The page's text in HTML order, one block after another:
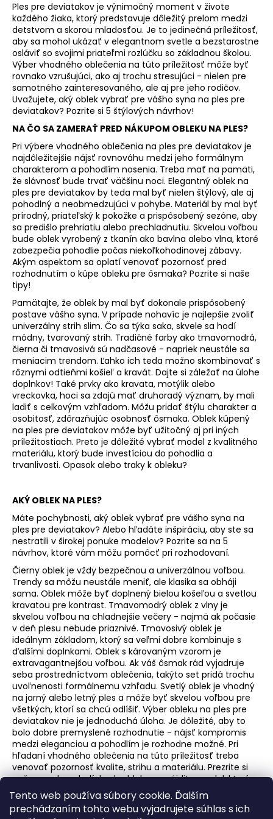
Tento web používa súbory cookie. Ďalším
prechádzaním tohto webu vyjadrujete súhlas s ich
Ples pre deviatakov je výnimočný moment v živote
každého žiaka, ktorý predstavuje dôležitý prelom medzi
detstvom a skorou mladosťou. Je to jedinečná príležitosť,
aby sa mohol ukázať v elegantnom svetle a bezstarostne
osláviť so svojimi priateľmi rozlúčku so základnou školou.
Výber vhodného oblečenia na túto príležitosť môže byť
rovnako vzrušujúci, ako aj trochu stresujúci - nielen pre
samotného zainteresovaného, ale aj pre jeho rodičov.
Uvažujete, aký oblek vybrať pre vášho syna na ples pre
deviatakov? Pozrite si 5 štýlových návrhov!
NA ČO SA ZAMERAŤ PRED NÁKUPOM OBLEKU NA PLES?
Pri výbere vhodného oblečenia na ples pre deviatakov je
najdôležitejšie nájsť rovnováhu medzi jeho formálnym
charakterom a pohodlím nosenia. Treba mať na pamäti,
že slávnosť bude trvať väčšinu noci. Elegantný oblek na
ples pre deviatakov by teda mal byť nielen štýlový, ale aj
pohodlný a neobmedzujúci v pohybe. Materiál by mal byť
prírodný, priateľský k pokožke a prispôsobený sezóne, aby
sa predišlo prehriatiu alebo prechladnutiu. Skvelou voľbou
bude oblek vyrobený z tkanín ako bavlna alebo vlna, ktoré
zabezpečia pohodlie počas niekoľkohodinovej zábavy.
Akým aspektom sa oplatí venovať pozornosť pred
rozhodnutím o kúpe obleku pre ôsmaka? Pozrite si naše
tipy!
Pamätajte, že oblek by mal byť dokonale prispôsobený
postave vášho syna. V prípade nohavíc je najlepšie zvoliť
univerzálny strih slim. Čo sa týka saka, skvele sa hodí
módny, tvarovaný strih. Tradičné farby ako tmavomodrá,
čierna či tmavosivá sú nadčasové - napriek neustále sa
meniacim trendom. Ľahko ich teda možno skombinovať s
rôznymi odtieňmi košieľ a kravát. Dajte si záležať na úlohe
doplnkov! Také prvky ako kravata, motýlik alebo
vreckovka, hoci sa zdajú mať druhoradý význam, by mali
ladiť s celkovým vzhľadom. Môžu pridať štýlu charakter a
osobitosť, zdôrazňujúc osobnosť ôsmaka. Oblek kúpený
na ples pre deviatakov môže byť užitočný aj pri iných
príležitostiach. Preto je dôležité vybrať model z kvalitného
materiálu, ktorý bude investíciou do pohodlia a
trvanlivosti. Opasok alebo traky k obleku?
AKÝ OBLEK NA PLES?
Máte pochybnosti, aký oblek vybrať pre vášho syna na
ples pre deviatakov? Alebo hľadáte inšpiráciu, aby ste sa
nestratili v širokej ponuke modelov? Pozrite sa na 5
návrhov, ktoré vám môžu pomôcť pri rozhodovaní.
Čierny oblek je vždy bezpečnou a univerzálnou voľbou.
Trendy sa môžu neustále meniť, ale klasika sa obháji
sama. Oblek môže byť doplnený bielou košeľou a svetlou
kravatou pre kontrast. Tmavomodrý oblek z vlny je
skvelou voľbou na chladnejšie večery - najmä ak počasie
v deň plesu nebude priaznivé. Tmavosivý oblek je
ideálnym základom, ktorý sa veľmi dobre kombinuje s
ďalšími doplnkami. Oblek s károvaným vzorom je
extravagantnejšou voľbou. Ak váš ôsmak rád vyjadruje
seba prostredníctvom oblečenia, takýto set pridá trochu
uvoľnenosti formálnemu vzhľadu. Svetlý oblek je vhodný
na jarný alebo letný ples a môže byť skvelou voľbou pre
všetkých, ktorí sa chcú odlíšiť. Výber obleku na ples pre
deviatakov nie je jednoduchá úloha. Je dôležité, aby to
bolo dobre premyslené rozhodnutie - nájsť kompromis
medzi eleganciou a pohodlím je rozhodne možné. Pri
hľadaní vhodného oblečenia na túto príležitosť treba
venovať pozornosť kvalite, strihu a materiálu. Prezrite si
našu ponuku mladíckych oblekov a nájdite model, ktorý
bude ideálne prispôsobený postave a preferenciám
vášho syna. Nezabudnite ani na doplnky, ktoré doplnia
celý vzhľad.
á
j
s
ť
?
HĽADAŤ
O
d
p
o
r
ú
č
a
m
e
KOŠEĽA
K063-
A10
€44,99